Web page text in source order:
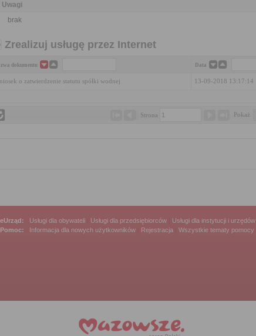
Uwagi
brak
Zrealizuj usługę przez Internet
dokumentu Data
o zatwierdzenie statutu spółki wodnej 13-09-2018 13:17:14
Strona Pokaż
eUrząd: Usługi dla obywateli Usługi dla przedsiębiorców
Usługi dla instytucji i urzędów
Pomoc:
Informacja dla nowych użytkowników Rejestracja |Wszystkie tematy pomocy